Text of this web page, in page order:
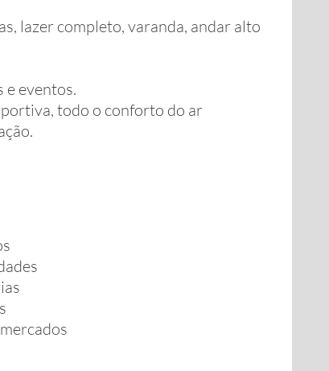
lazer completo, varanda, andar alto
e eventos.
todo o conforto do ar